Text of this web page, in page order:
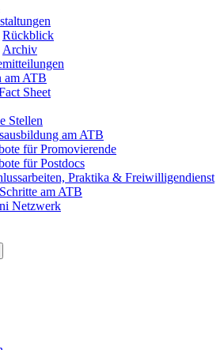
Rückblick
Archiv
am ATB
Sheet
Stellen
am ATB
für Promovierende
für Postdocs
Praktika & Freiwilligendienst
am ATB
Netzwerk